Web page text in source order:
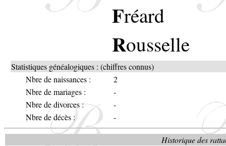
Fréard
Rousselle
Statistiques généalogiques : (chiffres connus)
Nbre de naissances :
2
Nbre de mariages :
-
Nbre de divorces :
-
Nbre de décès :
-
Historique des